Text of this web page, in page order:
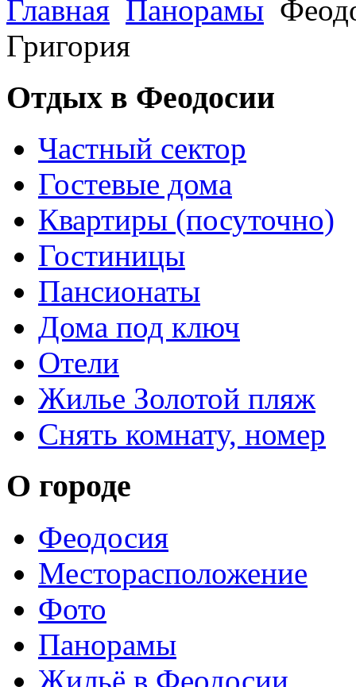
Главная Панорамы
Григория
Отдых в Феодосии
Частный сектор
Гостевые дома
Квартиры (посуточно)
Гостиницы
Пансионаты
Дома под ключ
Отели
Жилье Золотой пляж
Снять комнату, номер
О городе
Феодосия
Месторасположение
Фото
Панорамы
Жильё в Феодосии